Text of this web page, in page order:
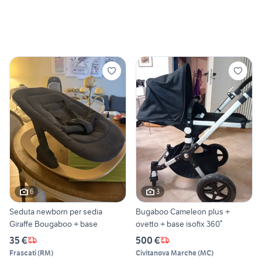
6
Seduta newborn per sedia
Giraffe Bougaboo + base
35 €
Frascati(RM)
3
Bugaboo Cameleon plus +
ovetto + base isofix 360°
500 €
Civitanova Marche(MC)